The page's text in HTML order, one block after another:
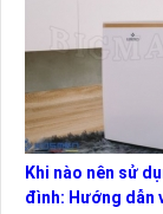
Khi nào nên sử
đình: Hướng dẫn